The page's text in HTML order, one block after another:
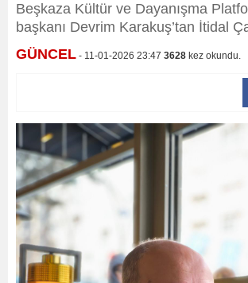
Beşkaza Kültür ve Dayanışma
başkanı Devrim Karakuş’tan İtidal
GÜNCEL - 11-01-2026 23:47 3628 kez okundu.